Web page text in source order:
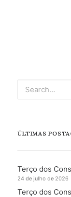
ÚLTIMAS
Terço dos
24 de julho de 2026
Terço dos